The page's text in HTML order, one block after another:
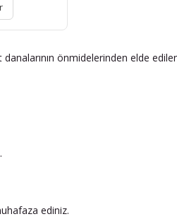
önmidelerinden elde
ediniz.